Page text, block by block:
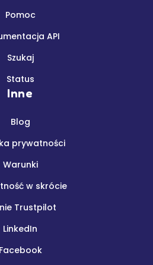
Pomoc
API
Szukaj
Status
Inne
Blog
prywatności
Warunki
w skrócie
Trustpilot
LinkedIn
Facebook